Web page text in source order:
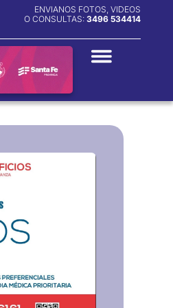
ENVIANOS FOTOS, VIDEOS
O CONSULTAS: 3496 534414